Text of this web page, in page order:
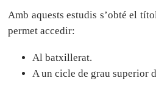
Amb aquests estudis s’obté el
permet accedir:
Al batxillerat.
A un cicle de grau superior